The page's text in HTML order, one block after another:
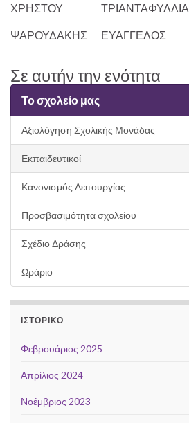
ΧΡΗΣΤΟΥ ΤΡΙΑΝΤΑΦΥΛΛΙΑ
ΨΑΡΟΥΔΑΚΗΣ ΕΥΑΓΓΕΛΟΣ
Σε αυτήν την ενότητα
Το σχολείο μας
Αξιολόγηση Σχολικής Μονάδας
Εκπαιδευτικοί
Κανονισμός Λειτουργίας
Προσβασιμότητα σχολείου
Σχέδιο Δράσης
Ωράριο
ΙΣΤΟΡΙΚΌ
Φεβρουάριος 2025
Απρίλιος 2024
Νοέμβριος 2023